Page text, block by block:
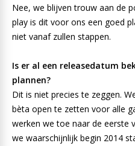
Nee, we blijven trouw aan de
play is dit voor ons een goed
niet vanaf zullen stappen.
Is er al een releasedatum
plannen?
Dit is niet precies te zeggen.
bèta open te zetten voor alle
werken we toe naar de eerste
we waarschijnlijk begin 2014